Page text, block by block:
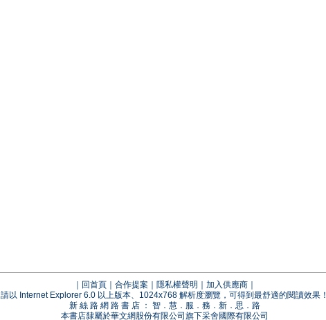
回首頁 合作提案 隱私權聲明 加入供應商
請以 Internet Explorer 6.0 以上版本、1024x768 解析度瀏覽，可得到最舒適的閱讀效果！
新 絲 路 網 路 書 店 ： 智．慧．服．務．新．思．路
本書店隸屬於華文網股份有限公司旗下采舍國際有限公司